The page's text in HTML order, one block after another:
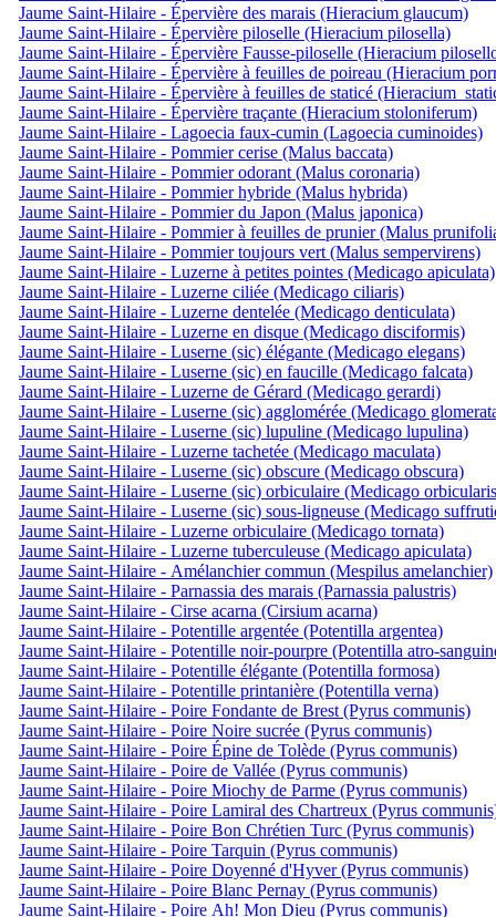
Jaume Saint-Hilaire - Épervière des marais (Hieracium glaucum)
Jaume Saint-Hilaire - Épervière piloselle (Hieracium pilosella)
Jaume Saint-Hilaire - Épervière Fausse-piloselle (Hieracium
Jaume Saint-Hilaire - Épervière à feuilles de poireau (Hieracium
Jaume Saint-Hilaire - Épervière à feuilles de staticé
Jaume Saint-Hilaire - Épervière traçante (Hieracium stoloniferum)
Jaume Saint-Hilaire - Lagoecia faux-cumin (Lagoecia cuminoides)
Jaume Saint-Hilaire - Pommier cerise (Malus baccata)
Jaume Saint-Hilaire - Pommier odorant (Malus coronaria)
Jaume Saint-Hilaire - Pommier hybride (Malus hybrida)
Jaume Saint-Hilaire - Pommier du Japon (Malus japonica)
Jaume Saint-Hilaire - Pommier à feuilles de prunier (Malus
Jaume Saint-Hilaire - Pommier toujours vert (Malus sempervirens)
Jaume Saint-Hilaire - Luzerne à petites pointes (Medicago apiculata)
Jaume Saint-Hilaire - Luzerne ciliée (Medicago ciliaris)
Jaume Saint-Hilaire - Luzerne dentelée (Medicago denticulata)
Jaume Saint-Hilaire - Luzerne en disque (Medicago disciformis)
Jaume Saint-Hilaire - Luserne (sic) élégante (Medicago elegans)
Jaume Saint-Hilaire - Luserne (sic) en faucille (Medicago falcata)
Jaume Saint-Hilaire - Luzerne de Gérard (Medicago gerardi)
Jaume Saint-Hilaire - Luserne (sic) agglomérée (Medicago
Jaume Saint-Hilaire - Luserne (sic) lupuline (Medicago lupulina)
Jaume Saint-Hilaire - Luzerne tachetée (Medicago maculata)
Jaume Saint-Hilaire - Luserne (sic) obscure (Medicago obscura)
Jaume Saint-Hilaire - Luserne (sic) orbiculaire (Medicago
Jaume Saint-Hilaire - Luserne (sic) sous-ligneuse (Medicago
Jaume Saint-Hilaire - Luzerne orbiculaire (Medicago tornata)
Jaume Saint-Hilaire - Luzerne tuberculeuse (Medicago apiculata)
Jaume Saint-Hilaire - Amélanchier commun (Mespilus amelanchier)
Jaume Saint-Hilaire - Parnassia des marais (Parnassia palustris)
Jaume Saint-Hilaire - Cirse acarna (Cirsium acarna)
Jaume Saint-Hilaire - Potentille argentée (Potentilla argentea)
Jaume Saint-Hilaire - Potentille noir-pourpre (Potentilla atro-
Jaume Saint-Hilaire - Potentille élégante (Potentilla formosa)
Jaume Saint-Hilaire - Potentille printanière (Potentilla verna)
Jaume Saint-Hilaire - Poire Fondante de Brest (Pyrus communis)
Jaume Saint-Hilaire - Poire Noire sucrée (Pyrus communis)
Jaume Saint-Hilaire - Poire Épine de Tolède (Pyrus communis)
Jaume Saint-Hilaire - Poire de Vallée (Pyrus communis)
Jaume Saint-Hilaire - Poire Miochy de Parme (Pyrus communis)
Jaume Saint-Hilaire - Poire Lamiral des Chartreux (Pyrus
Jaume Saint-Hilaire - Poire Bon Chrétien Turc (Pyrus communis)
Jaume Saint-Hilaire - Poire Tarquin (Pyrus communis)
Jaume Saint-Hilaire - Poire Doyenné d'Hyver (Pyrus communis)
Jaume Saint-Hilaire - Poire Blanc Pernay (Pyrus communis)
Jaume Saint-Hilaire - Poire Ah! Mon Dieu (Pyrus communis)